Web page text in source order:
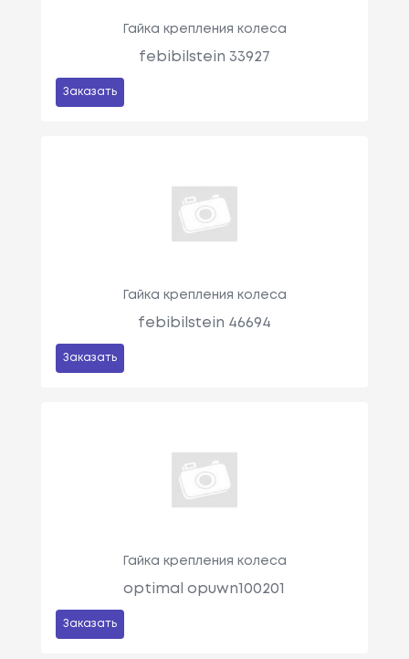
Гайка крепления колеса
febibilstein 33927
Заказать
Гайка крепления колеса
febibilstein 46694
Заказать
Гайка крепления колеса
optimal opuwn100201
Заказать